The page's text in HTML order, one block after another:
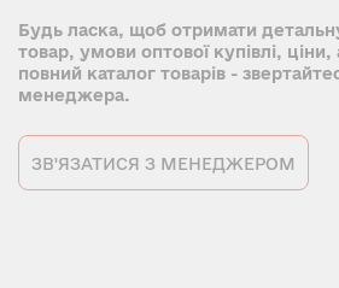
Будь ласка, щоб отримати
товар, умови оптової купівлі,
повний каталог товарів -
менеджера.
ЗВ'ЯЗАТИСЯ З МЕНЕДЖЕРОМ